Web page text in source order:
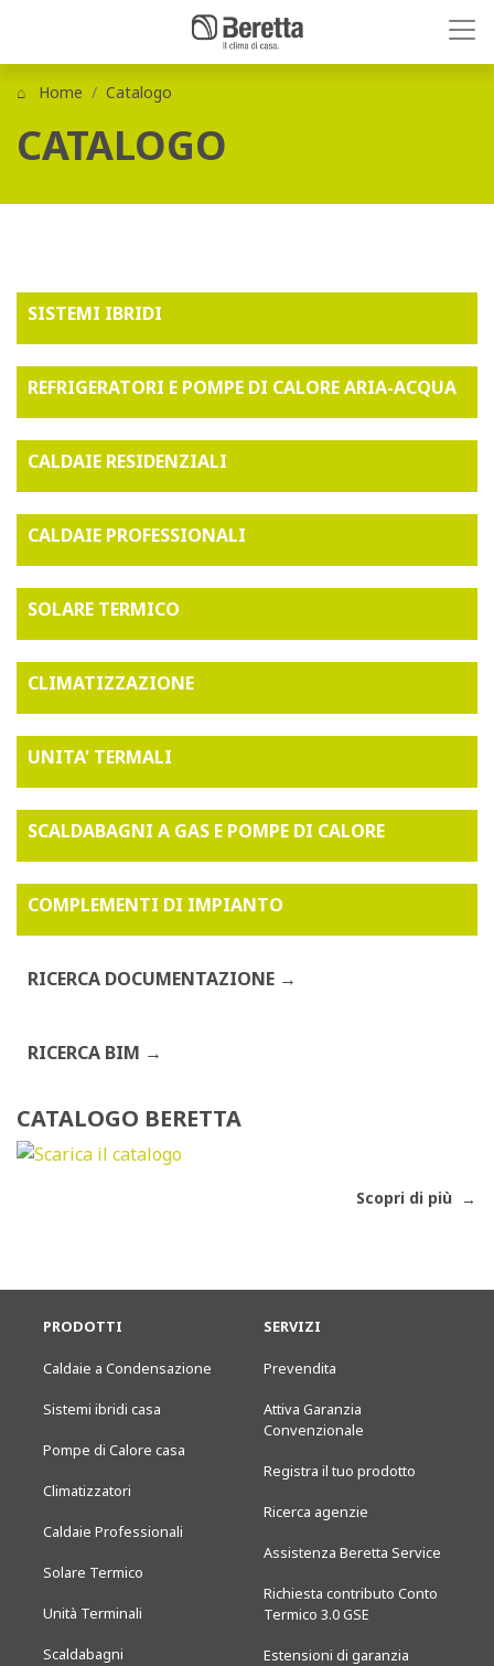
Home Catalogo
CATALOGO
SISTEMI IBRIDI
REFRIGERATORI E POMPE DI CALORE ARIA-ACQUA
CALDAIE RESIDENZIALI
CALDAIE PROFESSIONALI
SOLARE TERMICO
CLIMATIZZAZIONE
UNITA' TERMALI
SCALDABAGNI A GAS E POMPE DI CALORE
COMPLEMENTI DI IMPIANTO
RICERCA DOCUMENTAZIONE
RICERCA BIM
CATALOGO BERETTA
Scopri di più
PRODOTTI
Caldaie a Condensazione
Sistemi ibridi casa
Pompe di Calore casa
Climatizzatori
Caldaie Professionali
Solare Termico
Unità Terminali
Scaldabagni
SERVIZI
Prevendita
Attiva Garanzia
Convenzionale
Registra il tuo prodotto
Ricerca agenzie
Assistenza Beretta Service
Richiesta contributo Conto
Termico 3.0 GSE
Estensioni di garanzia